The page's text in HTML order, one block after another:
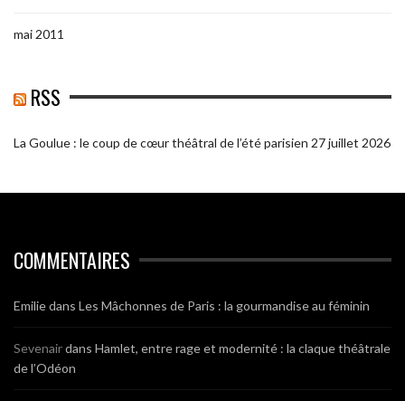
mai 2011
RSS
La Goulue : le coup de cœur théâtral de l’été parisien 27 juillet 2026
COMMENTAIRES
Emiliedans Les Mâchonnes de Paris : la gourmandise au féminin
Sevenairdans Hamlet, entre rage et modernité : la claque théâtrale
de l’Odéon